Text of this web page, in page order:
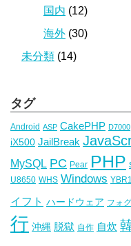
国内 (12)
海外 (30)
未分類 (14)
タグ
Android ASP CakePHP D7000
iX500 JailBreak
MySQL PC Pear PHP
U8650 WHS Windows
イフト ハードウェア フォグ
行 沖縄 脱獄 自作 自炊